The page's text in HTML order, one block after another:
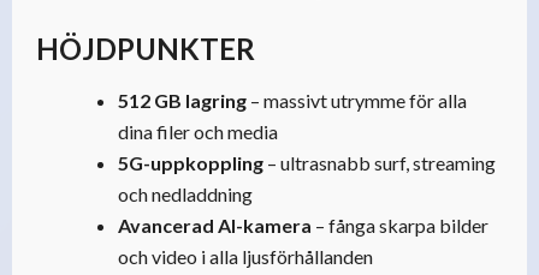
HÖJDPUNKTER
512 GB lagring – massivt utrymme för alla
dina filer och media
5G-uppkoppling – ultrasnabb surf, streaming
och nedladdning
Avancerad AI-kamera – fånga skarpa bilder
och video i alla ljusförhållanden